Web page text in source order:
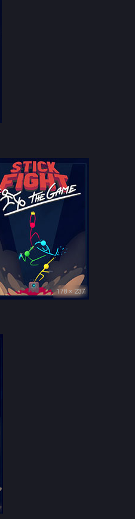
178 × 237